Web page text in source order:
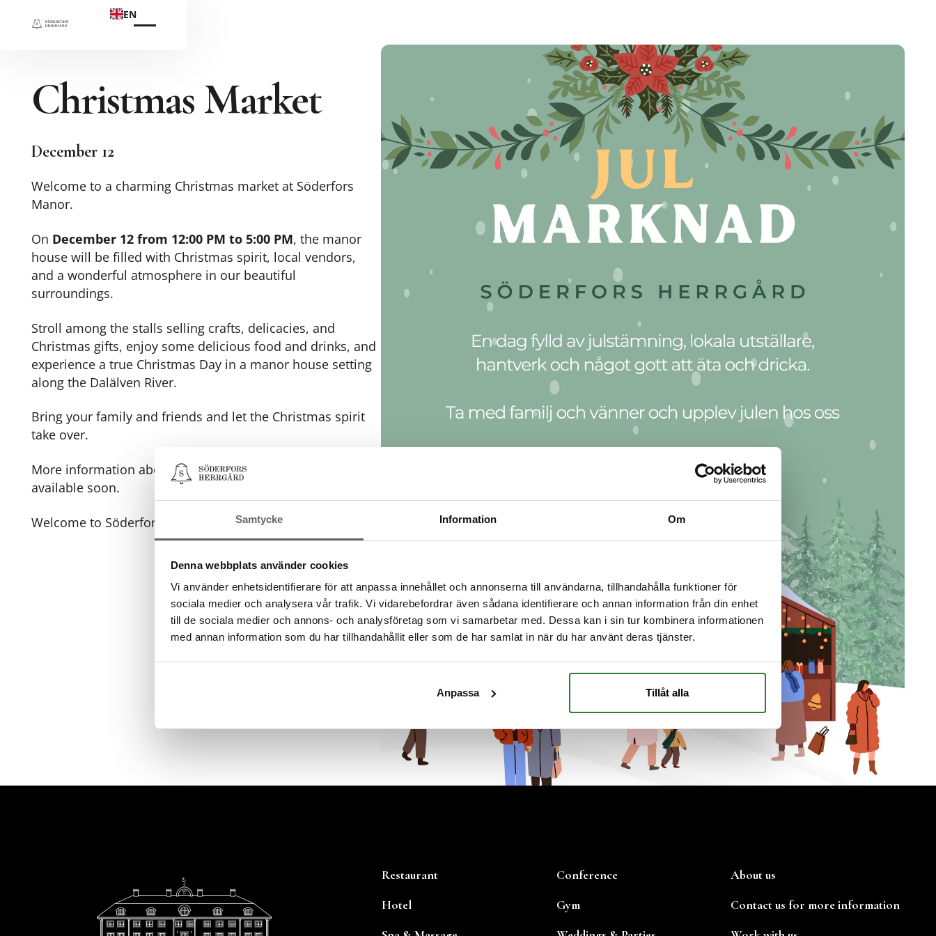
Samtycke Information Om
Denna webbplats använder cookies
Vi använder enhetsidentifierare för att anpassa innehållet och annonserna till användarna, tillhandahålla funktioner för
sociala medier och analysera vår trafik. Vi vidarebefordrar även sådana identifierare och annan information från din enhet
till de sociala medier och annons- och analysföretag som vi samarbetar med. Dessa kan i sin tur kombinera informationen
med annan information som du har tillhandahållit eller som de har samlat in när du har använt deras tjänster.
Anpassa Tillåt alla
EN
Christmas Market
December 12
Welcome to a charming Christmas market at Söderfors
Manor.
On December 12 from 12:00 PM to 5:00 PM, the manor
house will be filled with Christmas spirit, local vendors,
and a wonderful atmosphere in our beautiful
surroundings.
Stroll among the stalls selling crafts, delicacies, and
Christmas gifts, enjoy some delicious food and drinks, and
experience a true Christmas Day in a manor house setting
along the Dalälven River.
Bring your family and friends and let the Christmas spirit
take over.
More information about exhibitors and content will be
available soon.
Welcome to Söderfors Manor.
Restaurant
Hotel
Conference
Gym
About us
Contact us for more information